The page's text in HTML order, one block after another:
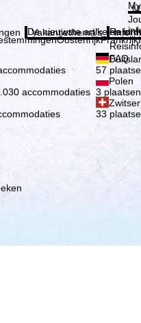
OostenrijkFrankrijk
57
accommodaties
Polen
3
33
Vakantiethema's
De nieuwste artikelen in
FAQ